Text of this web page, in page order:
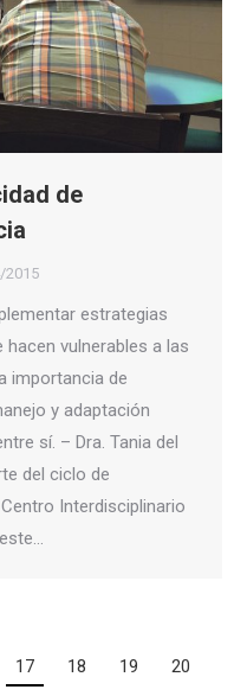
de
2015
estrategias
vulnerables a las
importancia de
y adaptación
sí. – Dra. Tania del
del ciclo de
Interdisciplinario
17 18 19
20